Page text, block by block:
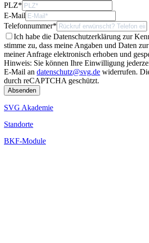
PLZ*
E-Mail
Telefonnummer*
Ich habe die Datenschutzerklärung zur
stimme zu, dass meine Angaben und Daten
meiner Anfrage elektronisch erhoben und
Hinweis: Sie können Ihre Einwilligung
E-Mail an datenschutz@svg.de widerrufen.
durch reCAPTCHA geschützt.
SVG Akademie
Standorte
BKF-Module